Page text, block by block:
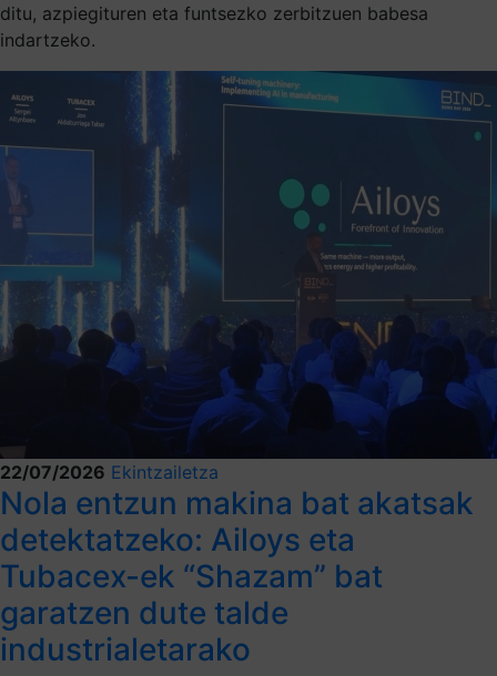
ditu, azpiegituren eta funtsezko zerbitzuen babesa
indartzeko.
22/07/2026 Ekintzailetza
Nola entzun makina bat akatsak
detektatzeko: Ailoys eta
Tubacex-ek “Shazam” bat
garatzen dute talde
industrialetarako